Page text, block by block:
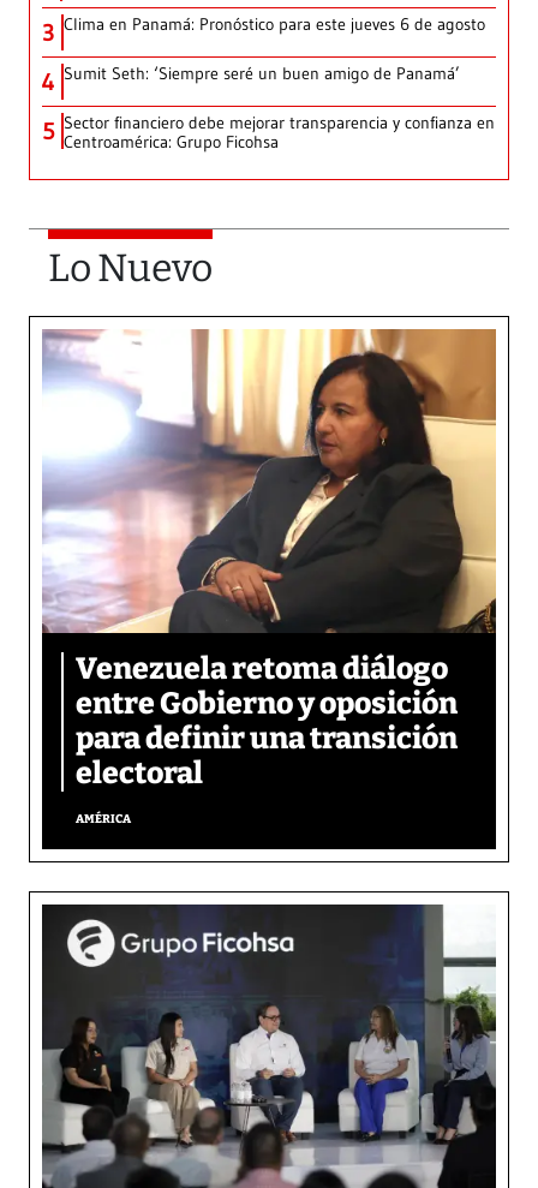
3 Clima en Panamá: Pronóstico para este jueves 6 de agosto
4 Sumit Seth: ‘Siempre seré un buen amigo de Panamá’
5 Sector financiero debe mejorar transparencia y confianza en
Centroamérica: Grupo Ficohsa
Lo Nuevo
Venezuela retoma diálogo
entre Gobierno y oposición
para definir una transición
electoral
AMÉRICA